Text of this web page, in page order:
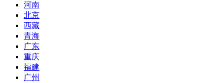
河南
北京
西藏
青海
广东
重庆
福建
广州